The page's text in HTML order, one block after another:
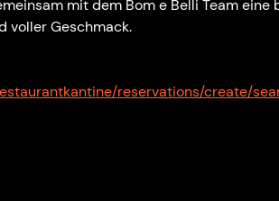
mit dem Bom e Belli Team eine
voller Geschmack.
reservations/create/